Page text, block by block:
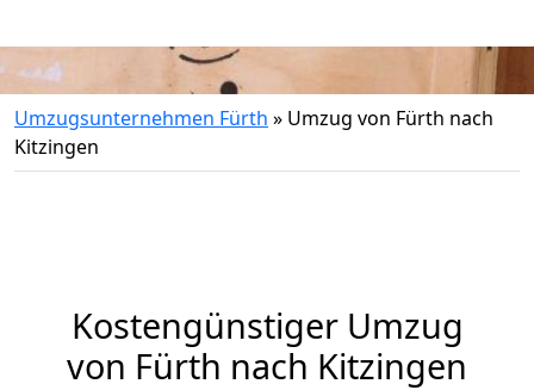
Umzugsunternehmen Fürth » Umzug von Fürth nach
Kitzingen
Kostengünstiger Umzug
von Fürth nach Kitzingen